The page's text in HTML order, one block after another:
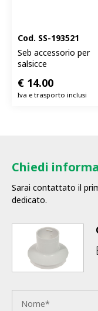
Cod. SS-193521
Seb accessorio per
salsicce
€ 14.00
Iva e trasporto inclusi
Chiedi
Sarai contattato il
dedicato.